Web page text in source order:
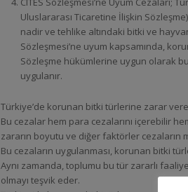
Uluslararası Ticaretine İlişkin
nadir ve tehlike altındaki bitki ve
Sözleşmesi’ne uyum kapsamında,
Sözleşme hükümlerine uygun olarak
uygulanır.
Türkiye’de korunan bitki türlerine zarar
Bu cezalar hem para cezalarını içerebilir
zararın boyutu ve diğer faktörler cezaların
Bu cezaların uygulanması, korunan bitki
Aynı zamanda, toplumu bu tür zararlı
olmayı teşvik eder.